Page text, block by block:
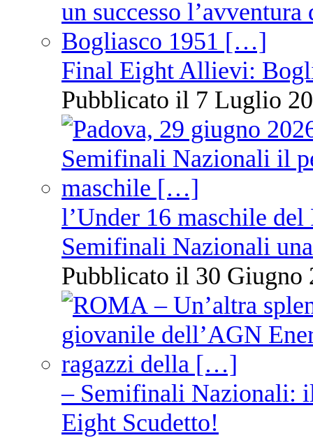
Final Eight Allievi:
Pubblicato il 7 Luglio
l’Under 16 maschile
Semifinali Nazionali
Pubblicato il 30 Giugno
– Semifinali Nazionali:
Eight Scudetto!